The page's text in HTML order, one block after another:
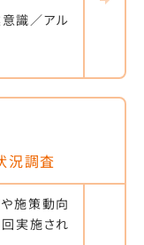
識／アル
況調査
施策動向
実施され